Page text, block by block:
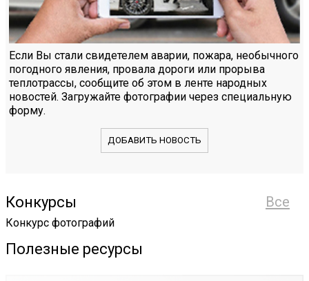
Если Вы стали свидетелем аварии, пожара, необычного
погодного явления, провала дороги или прорыва
теплотрассы, сообщите об этом в ленте народных
новостей. Загружайте фотографии через специальную
форму.
ДОБАВИТЬ НОВОСТЬ
Все
Конкурсы
Конкурс фотографий
Полезные ресурсы